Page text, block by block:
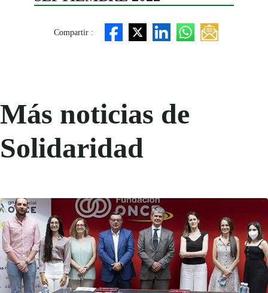
Compartir :
Más noticias de
Solidaridad